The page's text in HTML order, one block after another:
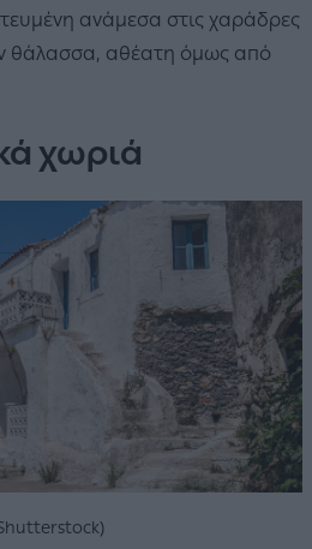
ανάμεσα στις χαράδρες
θάλασσα, αθέατη όμως από
χωριά